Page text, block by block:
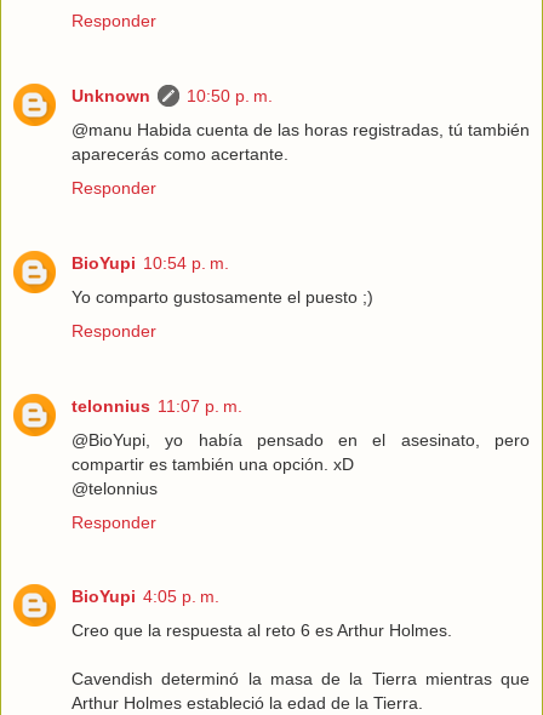
Responder
Unknown
10:50 p. m.
@manu Habida cuenta de las horas registradas, tú también
aparecerás como acertante.
Responder
BioYupi 10:54 p. m.
Yo comparto gustosamente el puesto ;)
Responder
telonnius 11:07 p. m.
@BioYupi, yo había pensado en el asesinato, pero
compartir es también una opción. xD
@telonnius
Responder
BioYupi 4:05 p. m.
Creo que la respuesta al reto 6 es Arthur Holmes.
Cavendish determinó la masa de la Tierra mientras que
Arthur Holmes estableció la edad de la Tierra.